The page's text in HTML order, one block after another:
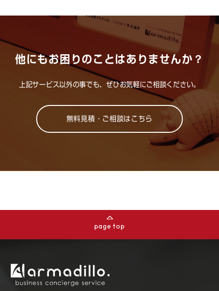
他にもお困りのことはありませんか？
上記サービス以外の事でも、ぜひお気軽にご相談ください。
無料見積・ご相談はこちら
page top